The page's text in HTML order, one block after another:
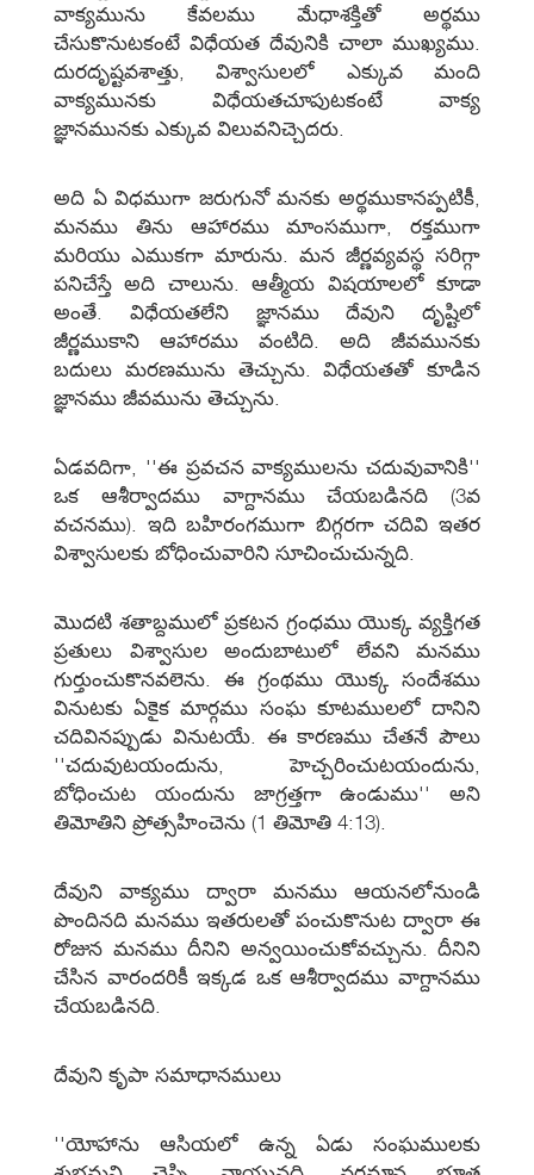
వాక్యమును కేవలము మేధాశక్తితో అర్థము
చేసుకొనుటకంటే విధేయత దేవునికి చాలా ముఖ్యము.
దురదృష్టవశాత్తు, విశ్వాసులలో ఎక్కువ మంది
వాక్యమునకు విధేయతచూపుటకంటే వాక్య
జ్ఞానమునకు ఎక్కువ విలువనిచ్చెదరు.
అది ఏ విధముగా జరుగునో మనకు అర్థముకానప్పటికీ,
మనము తిను ఆహారము మాంసముగా, రక్తముగా
మరియు ఎముకగా మారును. మన జీర్ణవ్యవస్థ సరిగ్గా
పనిచేస్తే అది చాలును. ఆత్మీయ విషయాలలో కూడా
అంతే. విధేయతలేని జ్ఞానము దేవుని దృష్టిలో
జీర్ణముకాని ఆహారము వంటిది. అది జీవమునకు
బదులు మరణమును తెచ్చును. విధేయతతో కూడిన
జ్ఞానము జీవమును తెచ్చును.
ఏడవదిగా, ''ఈ ప్రవచన వాక్యములను చదువువానికి''
ఒక ఆశీర్వాదము వాగ్దానము చేయబడినది (3వ
వచనము). ఇది బహిరంగముగా బిగ్గరగా చదివి ఇతర
విశ్వాసులకు బోధించువారిని సూచించుచున్నది.
మొదటి శతాబ్దములో ప్రకటన గ్రంధము యొక్క వ్యక్తిగత
ప్రతులు విశ్వాసుల అందుబాటులో లేవని మనము
గుర్తుంచుకొనవలెను. ఈ గ్రంథము యొక్క సందేశము
వినుటకు ఏకైక మార్గము సంఘ కూటములలో దానిని
చదివినప్పుడు వినుటయే. ఈ కారణము చేతనే పౌలు
''చదువుటయందును, హెచ్చరించుటయందును,
బోధించుట యందును జాగ్రత్తగా ఉండుము'' అని
తిమోతిని ప్రోత్సహించెను (1 తిమోతి 4:13).
దేవుని వాక్యము ద్వారా మనము ఆయనలోనుండి
పొందినది మనము ఇతరులతో పంచుకొనుట ద్వారా ఈ
రోజున మనము దీనిని అన్వయించుకోవచ్చును. దీనిని
చేసిన వారందరికీ ఇక్కడ ఒక ఆశీర్వాదము వాగ్దానము
చేయబడినది.
దేవుని కృపా సమాధానములు
''యోహాను ఆసియలో ఉన్న ఏడు సంఘములకు